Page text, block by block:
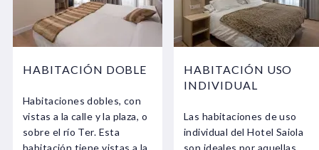
HABITACIÓN DOBLE
Habitaciones dobles, con
vistas a la calle y la plaza, o
sobre el río Ter. Esta
HABITACIÓN USO
INDIVIDUAL
Las habitaciones de uso
individual del Hotel Saiola